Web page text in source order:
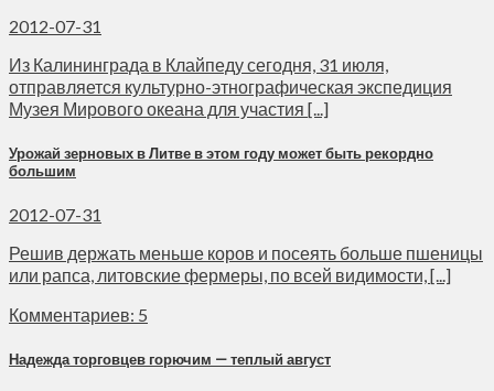
2012-07-31
Из Калининграда в Клайпеду сегодня, 31 июля,
отправляется культурно-этнографическая экспедиция
Музея Мирового океана для участия [...]
Урожай зерновых в Литве в этом году может быть рекордно
большим
2012-07-31
Решив держать меньше коров и посеять больше пшеницы
или рапса, литовские фермеры, по всей видимости, [...]
Комментариев: 5
Надежда торговцев горючим — теплый август